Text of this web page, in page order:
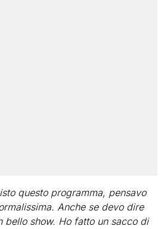
questo programma, pensavo
Anche se devo dire
bello show. Ho fatto un sacco di